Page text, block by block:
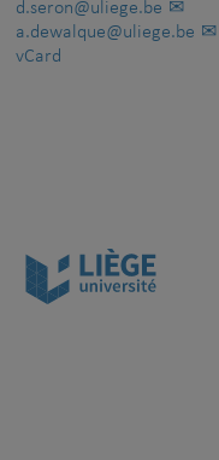
d.seron@uliege.be
a.dewalque@uliege.be
vCard